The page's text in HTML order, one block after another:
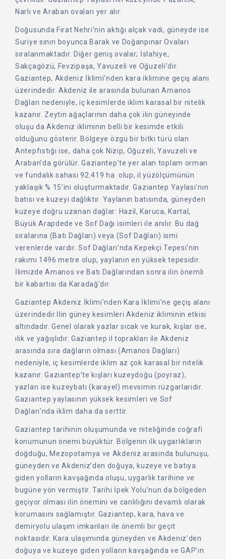
Narlı ve Araban ovaları yer alır.
Doğusunda Fırat Nehri’nin aktığı alçak vadi, güneyde ise
Suriye sınırı boyunca Barak ve Doğanpınar Ovaları
sıralanmaktadır. Diğer geniş ovalar; İslahiye,
Sakçagözü, Fevzipaşa, Yavuzeli ve Oğuzeli’dir.
Gaziantep, Akdeniz İklimi’nden kara iklimine geçiş alanı
üzerindedir. Akdeniz ile arasında bulunan Amanos
Dağları nedeniyle, iç kesimlerde iklim karasal bir nitelik
kazanır. Zeytin ağaçlarının daha çok ilin güneyinde
oluşu da Akdeniz ikliminin belli bir kesimde etkili
olduğunu gösterir. Bölgeye özgü bir bitki türü olan
Antepfıstığı ise, daha çok Nizip, Oğuzeli, Yavuzeli ve
Araban’da görülür. Gaziantep’te yer alan toplam orman
ve fundalık sahası 92.419 ha. olup, il yüzölçümünün
yaklaşık % 15’ini oluşturmaktadır. Gaziantep Yaylası’nın
batısı ve kuzeyi dağlıktır. Yaylanın batısında, güneyden
kuzeye doğru uzanan dağlar: Hazil, Karuca, Kartal,
Büyük Arapdede ve Sof Dağı isimleri ile anılır. Bu dağ
sıralarına (Batı Dağları) veya (Sof Dağları) ismi
verenlerde vardır. Sof Dağları’nda Kepekçi Tepesi’nin
rakımı 1496 metre olup, yaylanın en yüksek tepesidir.
İlimizde Amanos ve Batı Dağlarından sonra ilin önemli
bir kabartısı da Karadağ’dır.
Gaziantep Akdeniz İklimi’nden Kara İklimi’ne geçiş alanı
üzerindedir.İlin güney kesimleri Akdeniz ikliminin etkisi
altındadır. Genel olarak yazlar sıcak ve kurak, kışlar ise,
ılık ve yağışlıdır. Gaziantep il toprakları ile Akdeniz
arasında sıra dağların olması (Amanos Dağları)
nedeniyle, iç kesimlerde iklim az çok karasal bir nitelik
kazanır. Gaziantep’te kışları kuzeydoğu (poyraz),
yazları ise kuzeybatı (karayel) mevsimin rüzgarlarıdır.
Gaziantep yaylasının yüksek kesimleri ve Sof
Dağları’nda iklim daha da serttir.
Gaziantep tarihinin oluşumunda ve niteliğinde coğrafi
konumunun önemi büyüktür. Bölgenin ilk uygarlıkların
doğduğu, Mezopotamya ve Akdeniz arasında bulunuşu,
güneyden ve Akdeniz’den doğuya, kuzeye ve batıya
giden yolların kavşağında oluşu, uygarlık tarihine ve
bugüne yön vermiştir. Tarihi İpek Yolu’nun da bölgeden
geçiyor olması ilin önemini ve canlılığını devamlı olarak
korumasını sağlamıştır. Gaziantep, kara, hava ve
demiryolu ulaşım imkanları ile önemli bir geçit
noktasıdır. Kara ulaşımında güneyden ve Akdeniz’den
doğuya ve kuzeye giden yolların kavşağında ve GAP’ın